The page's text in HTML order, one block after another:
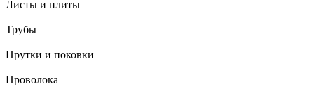
Листы и плиты
Трубы
Прутки и поковки
Проволока